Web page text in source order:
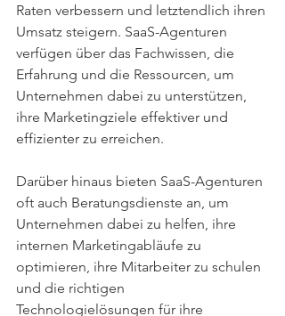
Raten verbessern und letztendlich ihren
Umsatz steigern. SaaS-Agenturen
verfügen über das Fachwissen, die
Erfahrung und die Ressourcen, um
Unternehmen dabei zu unterstützen,
ihre Marketingziele effektiver und
effizienter zu erreichen.
Darüber hinaus bieten SaaS-Agenturen
oft auch Beratungsdienste an, um
Unternehmen dabei zu helfen, ihre
internen Marketingabläufe zu
optimieren, ihre Mitarbeiter zu schulen
und die richtigen
Technologielösungen für ihre